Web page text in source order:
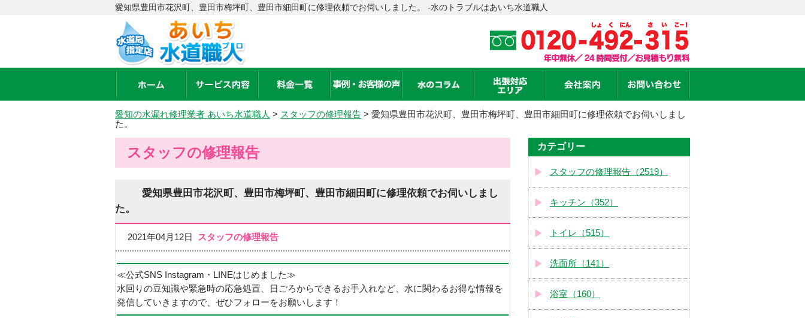
愛知県豊田市花沢町、豊田市梅坪町、豊田市細田町に修理依頼でお伺いしました。 -水のトラブルはあいち水道職人
愛知の水漏れ修理業者 あいち水道職人 > スタッフの修理報告 > 愛知県豊田市花沢町、豊田市梅坪町、豊田市細田町に修理依頼でお伺いしまし
た。
スタッフの修理報告
愛知県豊田市花沢町、豊田市梅坪町、豊田市細田町に修理依頼でお伺いしまし
た。
2021年04月12日 スタッフの修理報告
≪公式SNS Instagram・LINEはじめました≫
水回りの豆知識や緊急時の応急処置、日ごろからできるお手入れなど、水に関わるお得な情報を
発信していきますので、ぜひフォローをお願いします！
カテゴリー
スタッフの修理報告（2519）
キッチン（352）
トイレ（515）
洗面所（141）
浴室（160）